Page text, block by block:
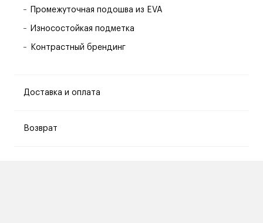
Промежуточная подошва из EVA
Износостойкая подметка
Контрастный брендинг
Доставка и оплата
Возврат